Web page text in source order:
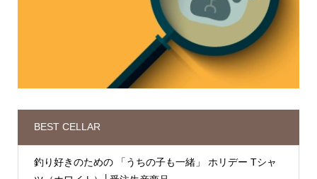
BEST CELLAR
釣り好きのための 「うちの子も一緒」 ホリデー Tシャ